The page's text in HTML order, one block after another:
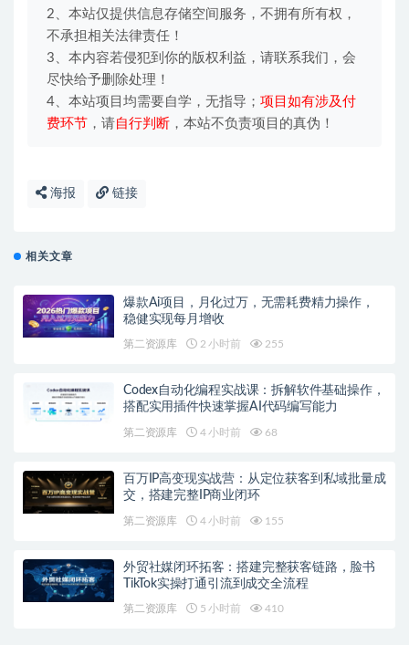
2、本站仅提供信息存储空间服务，不拥有所有权，
不承担相关法律责任！
3、本内容若侵犯到你的版权利益，请联系我们，会
尽快给予删除处理！
4、本站项目均需要自学，无指导； 项目如有涉及付
费环节 ，请自行判断 ，本站不负责项目的真伪！
海报 链接
相关文章
爆款Ai项目，月化过万，无需耗费精力操作，
稳健实现每月增收
第二资源库 2 小时前 255
Codex自动化编程实战课：拆解软件基础操作，
搭配实用插件快速掌握AI代码编写能力
第二资源库 4 小时前 68
百万IP高变现实战营：从定位获客到私域批量成
交，搭建完整IP商业闭环
第二资源库 4 小时前 155
外贸社媒闭环拓客：搭建完整获客链路，脸书
TikTok实操打通引流到成交全流程
第二资源库 5 小时前 410